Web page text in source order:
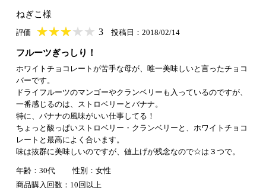
ねぎこ様
評価 ★★★★★
★★★★★ 3 投稿日：2018/02/14
フルーツぎっしり！
ホワイトチョコレートが苦手な母が、唯一美味しいと言ったチョコ
バーです。
ドライフルーツのマンゴーやクランベリーも入っているのですが、
一番感じるのは、ストロベリーとバナナ。
特に、バナナの風味がいい仕事してる！
ちょっと酸っぱいストロベリー・クランベリーと、ホワイトチョコ
レートと最高によく合います。
味は抜群に美味しいのですが、値上げが残念なので☆は３つで。
年齢：30代
性別：女性
商品購入回数：10回以上